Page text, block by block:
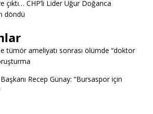
çıktı… CHP’li Lider Uğur Doğanca
döndü
tümör ameliyatı sonrası ölümde “doktor
Recep Günay: “Bursaspor için